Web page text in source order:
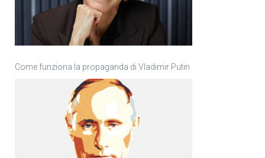
Come funziona la propaganda di Vladimir Putin